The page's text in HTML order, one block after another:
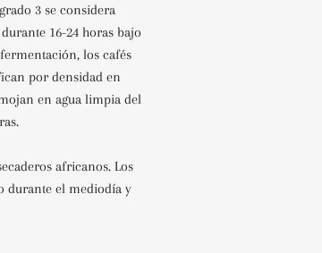
3 se considera
16-24 horas bajo
los cafés
por densidad en
en agua limpia del
africanos. Los
durante el mediodía y